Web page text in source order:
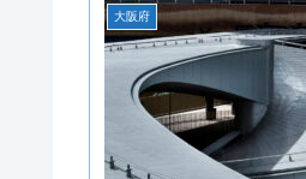
大阪府